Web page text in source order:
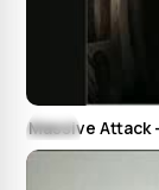
Massive Attack